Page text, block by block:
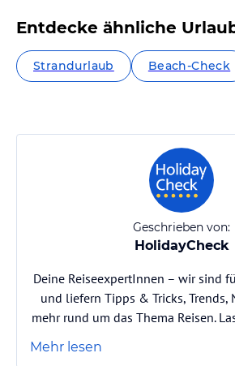
Entdecke ähnliche
Strandurlaub Beach-Check
Geschrieben von:
HolidayCheck
Deine ReiseexpertInnen – wir sind
und liefern Tipps & Tricks, Trends,
mehr rund um das Thema Reisen.
Mehr lesen